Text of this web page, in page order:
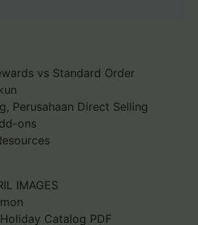
vs Standard Order
Perusahaan Direct Selling
ons
IMAGES
Catalog PDF